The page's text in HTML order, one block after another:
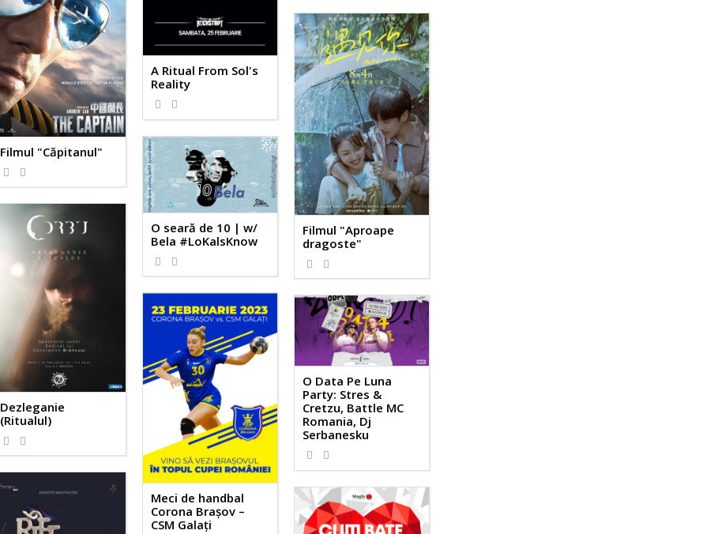
A Ritual From Sol's
Reality
Filmul "Căpitanul"
Filmul "Aproape
dragoste"
O seară de 10 | w/
Bela #LoKalsKnow
Dezleganie
(Ritualul)
Meci de handbal
Corona Brașov –
CSM Galați
O Data Pe Luna
Party: Stres &
Cretzu, Battle MC
Romania, Dj
Serbanesku